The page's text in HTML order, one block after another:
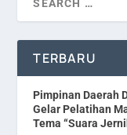
TERBARU
Pimpinan Daerah
Gelar Pelatihan
Tema “Suara